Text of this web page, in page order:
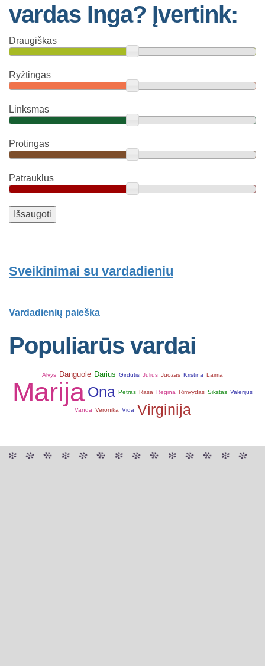
vardas Inga? Įvertink:
Draugiškas
Ryžtingas
Linksmas
Protingas
Patrauklus
Sveikinimai su vardadieniu
Vardadienių paieška
Populiarūs vardai
Alvys Danguolė Darius Girdutis Julius Juozas Kristina Laima
Marija Ona Petras Rasa Regina Rimvydas Sikstas Valerijus
Vanda Veronika Vida Virginija